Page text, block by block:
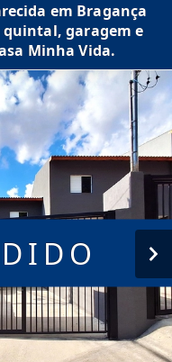
em Bragança
garagem e
Minha Vida.